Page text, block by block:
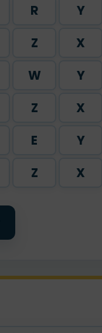
R Y
Z X
W Y
Z X
E Y
Z X